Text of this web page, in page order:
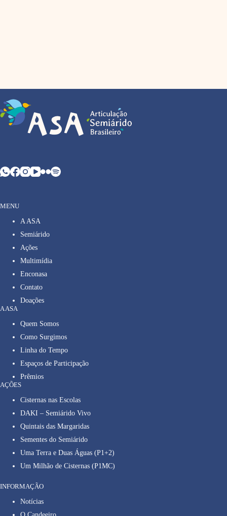
MENU
A ASA
Semiárido
Ações
Multimídia
Enconasa
Contato
Doações
A ASA
Quem Somos
Como Surgimos
Linha do Tempo
Espaços de Participação
Prêmios
AÇÕES
Cisternas nas Escolas
DAKI – Semiárido Vivo
Quintais das Margaridas
Sementes do Semiárido
Uma Terra e Duas Águas (P1+2)
Um Milhão de Cisternas (P1MC)
INFORMAÇÃO
Notícias